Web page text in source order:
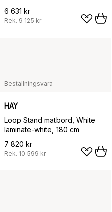
6 631 kr
Rek. 9 125 kr
Beställningsvara
HAY
Loop Stand matbord, White
laminate-white, 180 cm
7 820 kr
Rek. 10 599 kr